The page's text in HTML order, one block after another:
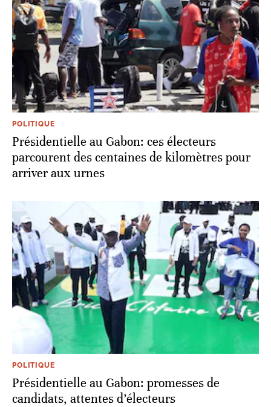
POLITIQUE
Présidentielle au Gabon: ces électeurs
parcourent des centaines de kilomètres pour
arriver aux urnes
POLITIQUE
Présidentielle au Gabon: promesses de
candidats, attentes d’électeurs